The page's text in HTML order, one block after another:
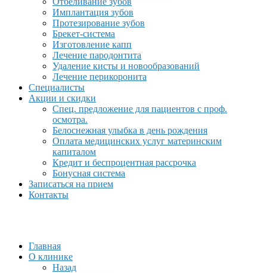
Имплантация зубов
Протезирование зубов
Брекет-система
Изготовление капп
Лечение пародонтита
Удаление кисты и новообразований
Лечение перикоронита
Специалисты
Акции и скидки
Спец. предложение для пациентов с проф.
осмотра.
Белоснежная улыбка в день рождения
Оплата медицинских услуг материнским
капиталом
Кредит и беспроцентная рассрочка
Бонусная система
Записаться на прием
Контакты
Главная
О клинике
Назад